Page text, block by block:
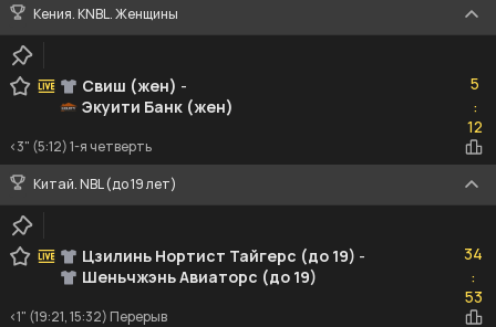
Кения. KNBL. Женщины
Свиш (жен) -
Экуити Банк (жен)
5
:12
12
<3" (5:12) 1-я четверть
Китай. NBL (до 19 лет)
Цзилинь Нортист Тайгерс (до 19) -
Шеньчжэнь Авиаторс (до 19)
34
:53
53
<1" (19:21, 15:32) Перерыв